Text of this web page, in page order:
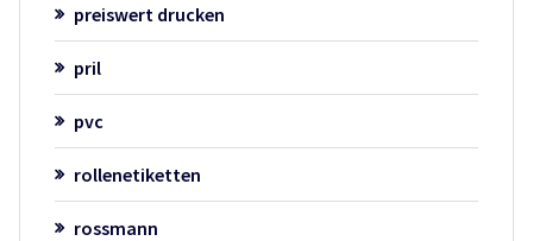
preiswert drucken
pril
pvc
rollenetiketten
rossmann